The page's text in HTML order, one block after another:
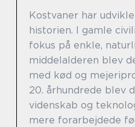
Kostvaner har
historien. I gamle
fokus på enkle,
middelalderen blev
med kød og
20. århundrede blev
videnskab og
mere forarbejdede